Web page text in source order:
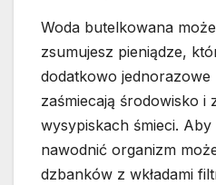
Woda butelkowana
zsumujesz pieniądze,
dodatkowo jednorazowe
zaśmiecają środowisko i
wysypiskach śmieci.
nawodnić organizm
dzbanków z wkładami